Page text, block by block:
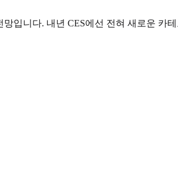
입니다. 내년 CES에선 전혀 새로운 카